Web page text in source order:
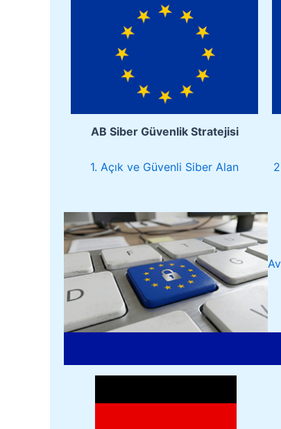
AB Siber Güvenlik Stratejisi
1. Açık ve Güvenli Siber Alan